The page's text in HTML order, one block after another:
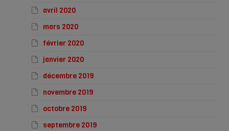
avril 2020
mars 2020
février 2020
janvier 2020
décembre 2019
novembre 2019
octobre 2019
septembre 2019